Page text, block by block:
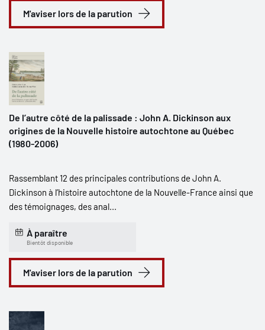
M'aviser lors de la parution
De l’autre côté de la palissade : John A. Dickinson aux
origines de la Nouvelle histoire autochtone au Québec
(1980-2006)
Rassemblant 12 des principales contributions de John A.
Dickinson à l’histoire autochtone de la Nouvelle-France ainsi que
des témoignages, des anal...
À paraître
Bientôt disponible
M'aviser lors de la parution